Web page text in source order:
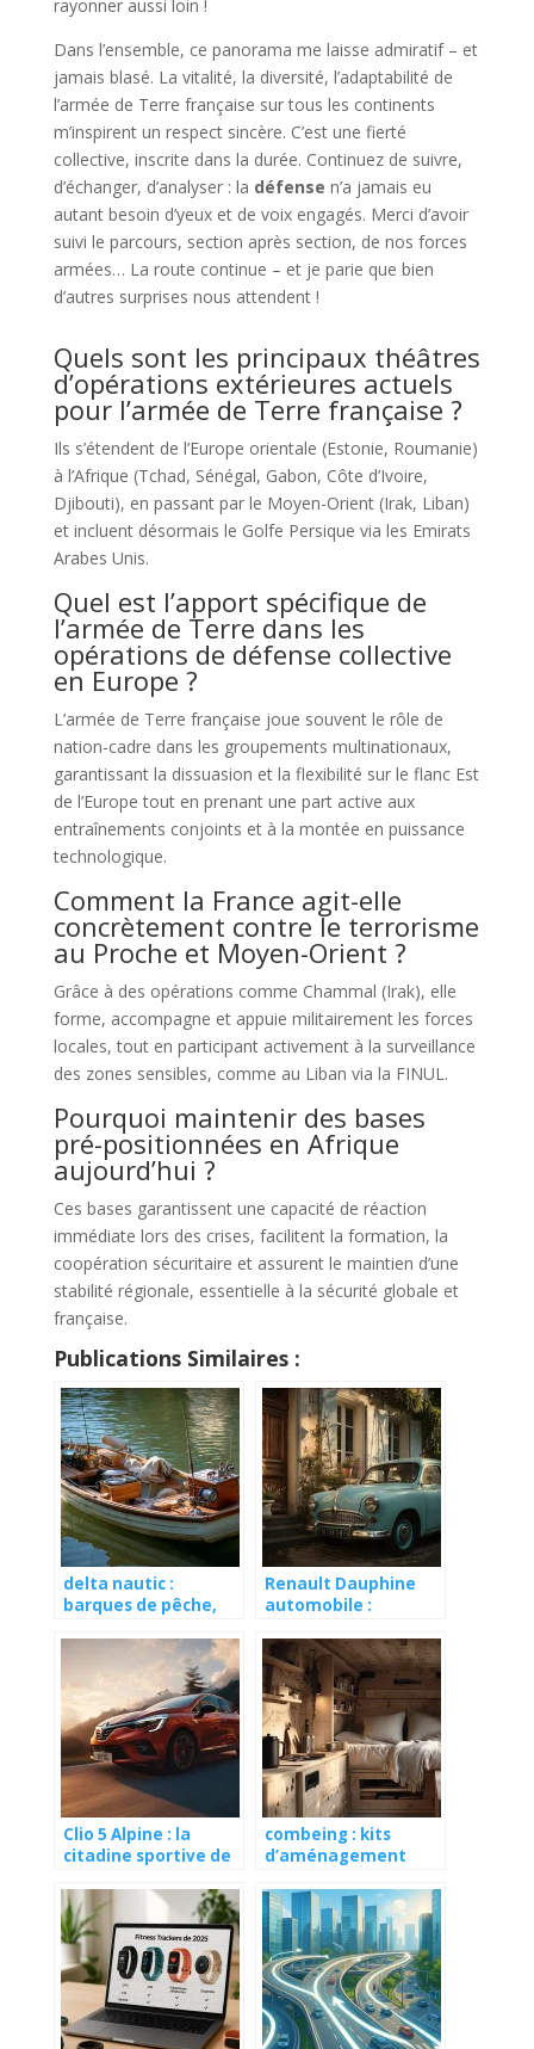
rayonner aussi loin !
Dans l’ensemble, ce panorama me laisse admiratif – et
jamais blasé. La vitalité, la diversité, l’adaptabilité de
l’armée de Terre française sur tous les continents
m’inspirent un respect sincère. C’est une fierté
collective, inscrite dans la durée. Continuez de suivre,
d’échanger, d’analyser : la défense n’a jamais eu
autant besoin d’yeux et de voix engagés. Merci d’avoir
suivi le parcours, section après section, de nos forces
armées… La route continue – et je parie que bien
d’autres surprises nous attendent !
Quels sont les principaux théâtres
d’opérations extérieures actuels
pour l’armée de Terre française ?
Ils s’étendent de l’Europe orientale (Estonie, Roumanie)
à l’Afrique (Tchad, Sénégal, Gabon, Côte d’Ivoire,
Djibouti), en passant par le Moyen-Orient (Irak, Liban)
et incluent désormais le Golfe Persique via les Emirats
Arabes Unis.
Quel est l’apport spécifique de
l’armée de Terre dans les
opérations de défense collective
en Europe ?
L’armée de Terre française joue souvent le rôle de
nation-cadre dans les groupements multinationaux,
garantissant la dissuasion et la flexibilité sur le flanc Est
de l’Europe tout en prenant une part active aux
entraînements conjoints et à la montée en puissance
technologique.
Comment la France agit-elle
concrètement contre le terrorisme
au Proche et Moyen-Orient ?
Grâce à des opérations comme Chammal (Irak), elle
forme, accompagne et appuie militairement les forces
locales, tout en participant activement à la surveillance
des zones sensibles, comme au Liban via la FINUL.
Pourquoi maintenir des bases
pré-positionnées en Afrique
aujourd’hui ?
Ces bases garantissent une capacité de réaction
immédiate lors des crises, facilitent la formation, la
coopération sécuritaire et assurent le maintien d’une
stabilité régionale, essentielle à la sécurité globale et
française.
Publications Similaires :
delta nautic :
barques de pêche,
conseils d’achat
Renault Dauphine
automobile :
caractéristiques et
guide d’achat de
cette voiture
Clio 5 Alpine : la
citadine sportive de
performances et
style authentique
combeing : kits
d’aménagement
transformer votre
van en 5 minutes